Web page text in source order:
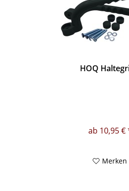
HOQ
ab 10,95 €
Merken